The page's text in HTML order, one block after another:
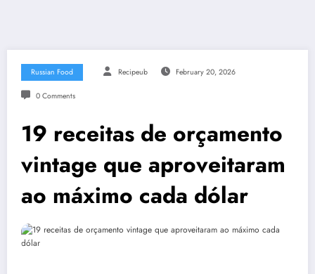
Russian Food Recipeub February 20, 2026
0 Comments
19 receitas de orçamento
vintage que aproveitaram
ao máximo cada dólar